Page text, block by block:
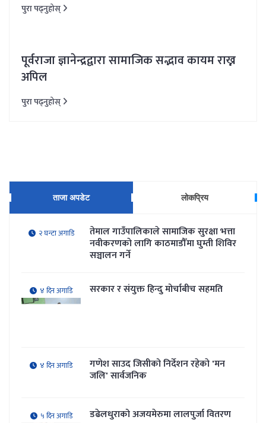
पुरा पढ्नुहोस्
पूर्वराजा ज्ञानेन्द्रद्वारा सामाजिक सद्भाव कायम राख्न
अपिल
पुरा पढ्नुहोस्
ताजा अपडेट लोकप्रिय
२ घन्टा अगाडि तेमाल गाउँपालिकाले सामाजिक सुरक्षा भत्ता
नवीकरणकाे लागि काठमाडौँमा घुम्ती शिविर
सञ्चालन गर्ने
४ दिन अगाडि सरकार र संयुक्त हिन्दु मोर्चाबीच सहमति
४ दिन अगाडि गणेश साउद जिसीको निर्देशन रहेकाे 'मन
जलि' सार्वजनिक
५ दिन अगाडि डढेलधुराको अजयमेरुमा लालपुर्जा वितरण